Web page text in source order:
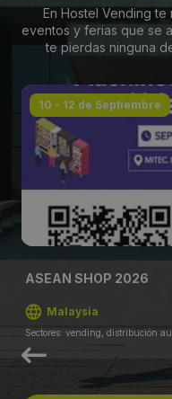
En Hostel Vending
eventos y ferias que se
te pierdas ninguna
10 - 12 de Septiembre
ASEAN SHOP 2026
Malaysia
Sectores: vending, distribución